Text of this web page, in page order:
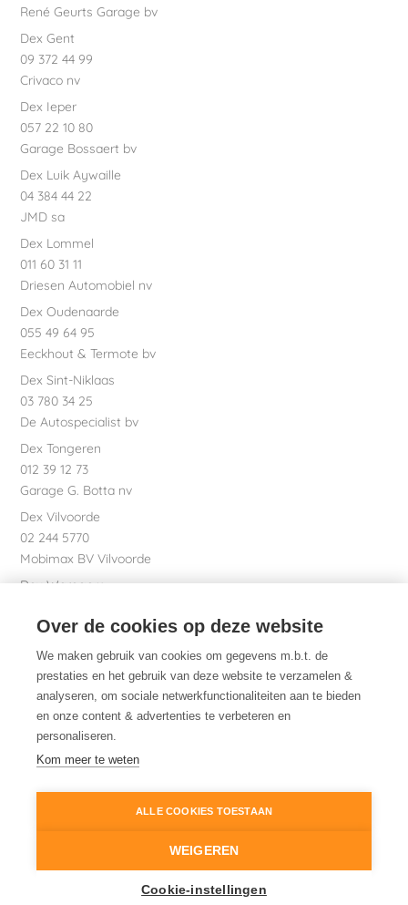
René Geurts Garage bv
Dex Gent
09 372 44 99
Crivaco nv
Dex Ieper
057 22 10 80
Garage Bossaert bv
Dex Luik Aywaille
04 384 44 22
JMD sa
Dex Lommel
011 60 31 11
Driesen Automobiel nv
Dex Oudenaarde
055 49 64 95
Eeckhout & Termote bv
Dex Sint-Niklaas
03 780 34 25
De Autospecialist bv
Dex Tongeren
012 39 12 73
Garage G. Botta nv
Dex Vilvoorde
02 244 5770
Mobimax BV Vilvoorde
Dex Waregem
Garage Dhont bv
Dex nv Maatschappelijke zetel
051 26 01 01
Dex. Daarom.
Wettelijke informatie
Cookiebeleid
Cookie instellingen
Over de cookies op deze website
We maken gebruik van cookies om gegevens m.b.t. de
prestaties en het gebruik van deze website te verzamelen &
analyseren, om sociale netwerkfunctionaliteiten aan te bieden
en onze content & advertenties te verbeteren en
personaliseren.
Kom meer te weten
ALLE COOKIES TOESTAAN
WEIGEREN
Cookie-instellingen